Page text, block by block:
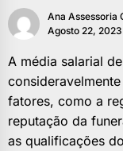
Ana Assessoria
Agosto 22, 2023
A média salarial
fatores, como a
reputação da
as qualificações